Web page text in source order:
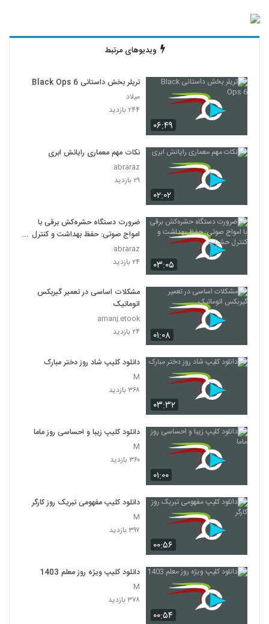
ویدیوهای مرتبط
۰۶:۴۹
تریلر بخش داستانی Black Ops 6
میلاد
۲۴۴ بازدید
۰۲:۰۲
نکات مهم معماری رایانش ابری
abraraz
۲۹ بازدید
۰۳:۰۵
ضرورت دستگاه حشره‌کش برقی با
امواج صوتی: حفظ بهداشت و کنترل
حشرات
abraraz
۲۴ بازدید
۰۱:۰۸
مشکلات اساسی در تعمیر گیربکس
اتوماتیک
amanj.etook
۲۴ بازدید
۰۳:۳۲
دانلود کلیپ شاد روز دختر مبارک
M
۳۶۸ بازدید
۰۱:۰۰
دانلود کلیپ زیبا و احساسی روز ماما
M
۳۶۰ بازدید
۰۰:۵۶
دانلود کلیپ مفهومی تبریک روز کارگر
M
۳۹۷ بازدید
۰۰:۵۴
دانلود کلیپ ویژه روز معلم 1403
M
۳۷۸ بازدید